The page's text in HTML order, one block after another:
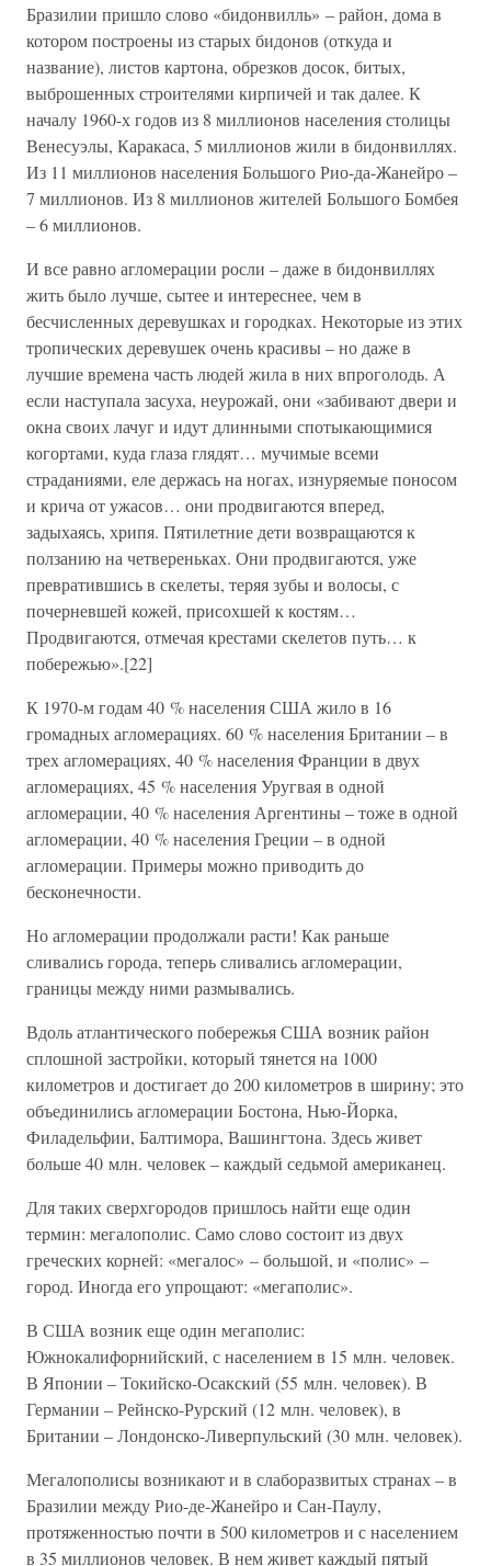
Бразилии пришло слово «бидонвилль» – район, дома в
котором построены из старых бидонов (откуда и
название), листов картона, обрезков досок, битых,
выброшенных строителями кирпичей и так далее. К
началу 1960-х годов из 8 миллионов населения столицы
Венесуэлы, Каракаса, 5 миллионов жили в бидонвиллях.
Из 11 миллионов населения Большого Рио-да-Жанейро –
7 миллионов. Из 8 миллионов жителей Большого Бомбея
– 6 миллионов.
И все равно агломерации росли – даже в бидонвиллях
жить было лучше, сытее и интереснее, чем в
бесчисленных деревушках и городках. Некоторые из этих
тропических деревушек очень красивы – но даже в
лучшие времена часть людей жила в них впроголодь. А
если наступала засуха, неурожай, они «забивают двери и
окна своих лачуг и идут длинными спотыкающимися
когортами, куда глаза глядят… мучимые всеми
страданиями, еле держась на ногах, изнуряемые поносом
и крича от ужасов… они продвигаются вперед,
задыхаясь, хрипя. Пятилетние дети возвращаются к
ползанию на четвереньках. Они продвигаются, уже
превратившись в скелеты, теряя зубы и волосы, с
почерневшей кожей, присохшей к костям…
Продвигаются, отмечая крестами скелетов путь… к
побережью».[22]
К 1970-м годам 40 % населения США жило в 16
громадных агломерациях. 60 % населения Британии – в
трех агломерациях, 40 % населения Франции в двух
агломерациях, 45 % населения Уругвая в одной
агломерации, 40 % населения Аргентины – тоже в одной
агломерации, 40 % населения Греции – в одной
агломерации. Примеры можно приводить до
бесконечности.
Но агломерации продолжали расти! Как раньше
сливались города, теперь сливались агломерации,
границы между ними размывались.
Вдоль атлантического побережья США возник район
сплошной застройки, который тянется на 1000
километров и достигает до 200 километров в ширину; это
объединились агломерации Бостона, Нью-Йорка,
Филадельфии, Балтимора, Вашингтона. Здесь живет
больше 40 млн. человек – каждый седьмой американец.
Для таких сверхгородов пришлось найти еще один
термин: мегалополис. Само слово состоит из двух
греческих корней: «мегалос» – большой, и «полис» –
город. Иногда его упрощают: «мегаполис».
В США возник еще один мегаполис:
Южнокалифорнийский, с населением в 15 млн. человек.
В Японии – Токийско-Осакский (55 млн. человек). В
Германии – Рейнско-Рурский (12 млн. человек), в
Британии – Лондонско-Ливерпульский (30 млн. человек).
Мегалополисы возникают и в слаборазвитых странах – в
Бразилии между Рио-де-Жанейро и Сан-Паулу,
протяженностью почти в 500 километров и с населением
в 35 миллионов человек. В нем живет каждый пятый